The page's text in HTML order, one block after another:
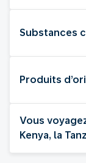
Substances
Produits
Vous
Kenya, la